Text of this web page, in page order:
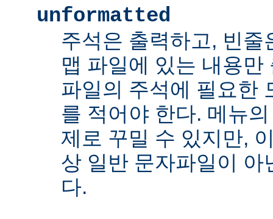
unformatted
주석은 출력하고, 빈줄
맵 파일에 있는 내용
파일의 주석에 필요한
를 적어야 한다. 메뉴
제로 꾸밀 수 있지만,
상 일반 문자파일이 아
다.